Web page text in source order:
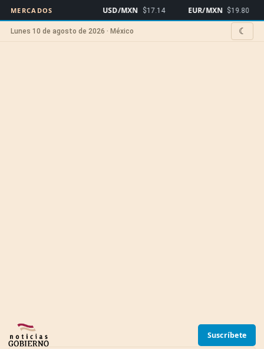
MERCADOS USD/MXN $17.14 EUR/MXN $19.80
Lunes 10 de agosto de 2026 · México ☾
Suscríbete